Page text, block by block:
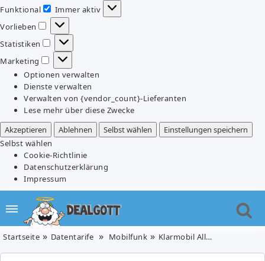
Funktional
Funktional
Immer aktiv
Vorlieben
Vorlieben
Statistiken
Statistiken
Marketing
Marketing
Optionen verwalten
Dienste verwalten
Verwalten von {vendor_count}-Lieferanten
Lese mehr über diese Zwecke
Akzeptieren
Ablehnen Selbst wählen
Einstellungen speichern
Selbst wählen
Cookie-Richtlinie
Datenschutzerklärung
Impressum
Startseite Datentarife Mobilfunk Klarmobil Allnet-Flat (Flat alle Netze + 250MB Daten) im Telekom Netz für 9,85€/Monat